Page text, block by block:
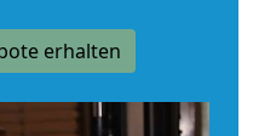
erhalten